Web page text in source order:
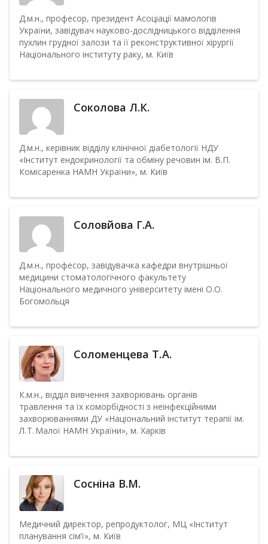
Д.м.н., професор, президент Асоціації мамологів
України, завідувач науково-дослідницького відділення
пухлин грудної залози та її реконструктивної хірургії
Національного інституту раку, м. Київ
Соколова Л.К.
Д.м.н., керівник відділу клінічної діабетології НДУ
«Інститут ендокринології та обміну речовин ім. В.П.
Комісаренка НАМН України», м. Київ
Соловйова Г.А.
Д.м.н., професор, завідувачка кафедри внутрішньої
медицини стоматологічного факультету
Національного медичного університету імені О.О.
Богомольця
Соломенцева Т. А.
К.м.н., відділ вивчення захворювань органів
травлення та їх коморбідності з неінфекційними
захворюваннями ДУ «Національний інститут терапії ім.
Л. Т. Малої НАМН України», м. Харків
Сосніна В.М.
Медичний директор, репродуктолог, МЦ «Інститут
планування сім’ї», м. Київ